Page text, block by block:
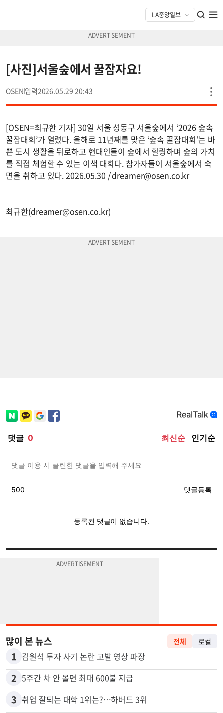
[사진]서울숲에서 꿀잠자요!
OSEN 2026.05.29 20:43
[OSEN=최규한 기자] 30일 서울 성동구 서울숲에서 ‘2026 숲속
꿀잠대회’가 열렸다. 올해로 11년째를 맞은 ‘숲속 꿀잠대회’는 바
쁜 도시 생활을 뒤로하고 현대인들이 숲에서 힐링하며 숲의 가치
를 직접 체험할 수 있는 이색 대회다. 참가자들이 서울숲에서 숙
면을 취하고 있다. 2026.05.30 /dreamer@osen.co.kr
최규한(dreamer@osen.co.kr)
많이 본 뉴스 전체 로컬
1 김원석 투자 사기 논란 고발 영상 파장
2 5주간 차 안 몰면 최대 600불 지급
3 취업 잘되는 대학 1위는?…하버드 3위